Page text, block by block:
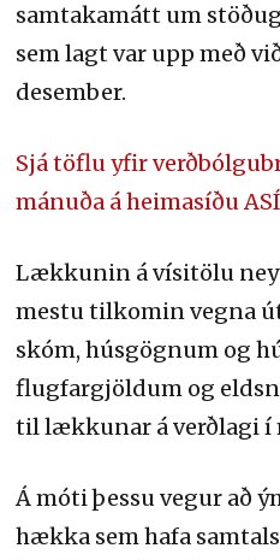
samtakamátt um
sem lagt var upp með
desember.
Sjá töflu yfir
mánuða á heimasíðu ASÍ
Lækkunin á vísitölu
mestu tilkomin vegna
skóm, húsgögnum og
flugfargjöldum og
til lækkunar á verðlagi í
Á móti þessu vegur að
hækka sem hafa